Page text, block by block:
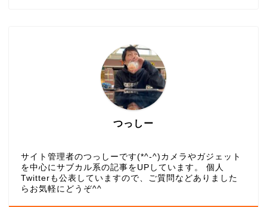
つっしー
サイト管理者のつっしーです(*^-^)カメラやガジェット
を中心にサブカル系の記事をUPしています。 個人
Twitterも公表していますので、ご質問などありました
らお気軽にどうぞ^^